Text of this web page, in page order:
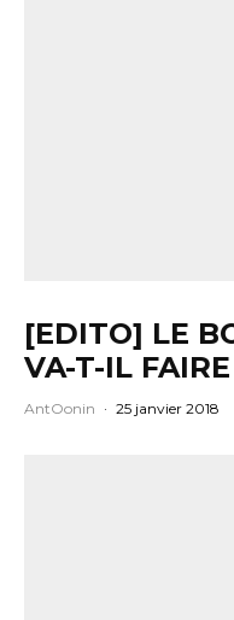
[EDITO] LE
VA-T-IL
AntOonin · 25 janvier 2018